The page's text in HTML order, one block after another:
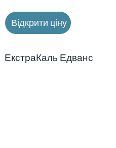
Відкрити ціну
ЕкстраКаль Едванс